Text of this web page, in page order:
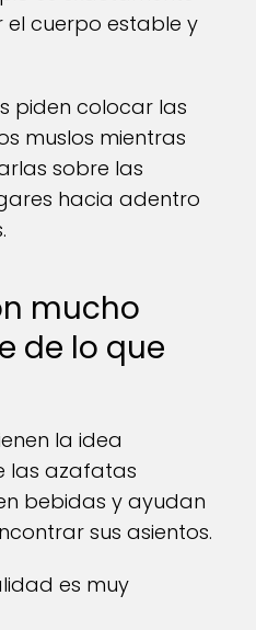
el cuerpo estable y
piden colocar las
muslos mientras
sobre las
hacia adentro
mucho
de lo que
la idea
las azafatas
bebidas y ayudan
sus asientos.
es muy